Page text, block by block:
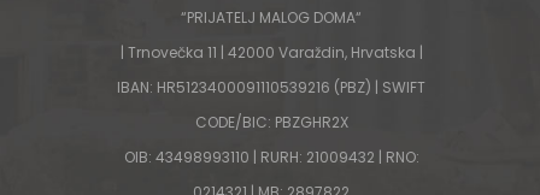
“PRIJATELJ MALOG DOMA“
| Trnovečka 11 | 42000 Varaždin, Hrvatska |
IBAN: HR5123400091110539216 (PBZ) | SWIFT
CODE/BIC: PBZGHR2X
OIB: 43498993110 | RURH: 21009432 | RNO: